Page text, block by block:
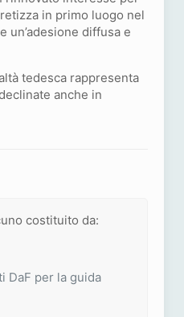
in primo luogo nel
diffusa e
tedesca rappresenta
anche in
costituito da:
DaF per la guida